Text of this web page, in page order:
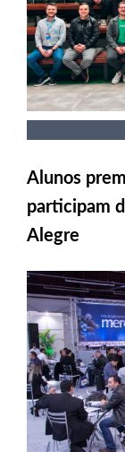
Alunos
participam
Alegre